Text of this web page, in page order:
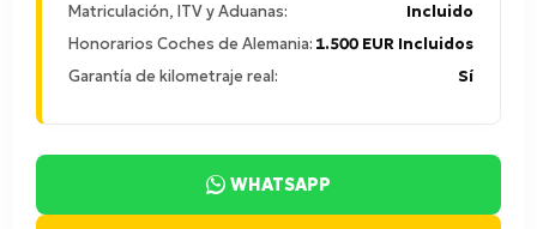
Matriculación, ITV y Aduanas:
Incluido
Honorarios Coches de Alemania: 1.500 EUR Incluidos
Garantía de kilometraje real:
Sí
WHATSAPP